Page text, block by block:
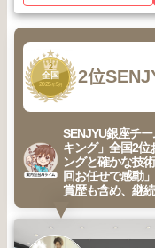
2
全国
2025年 5月 2位
SENJYU銀座チ
キング」全国2位
ングと確かな技
回お任せで感動
賞歴も含め、継